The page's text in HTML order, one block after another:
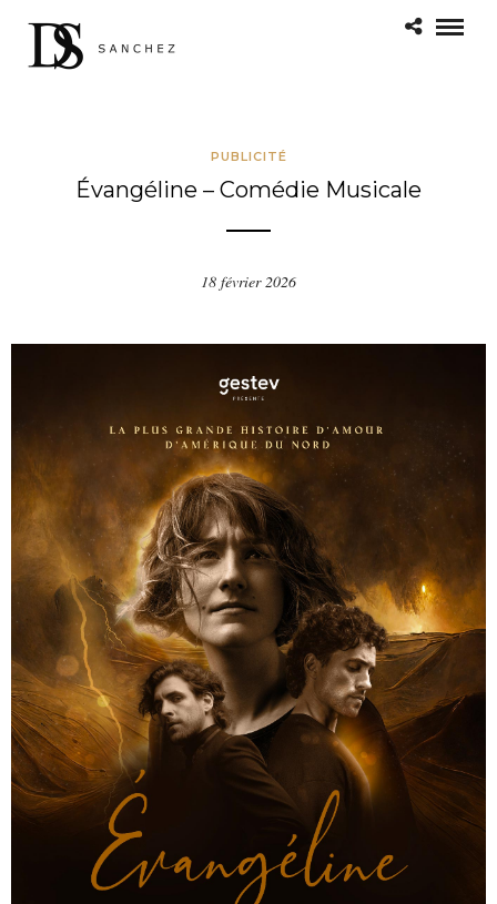
PUBLICITÉ
Évangéline – Comédie Musicale
18 février 2026